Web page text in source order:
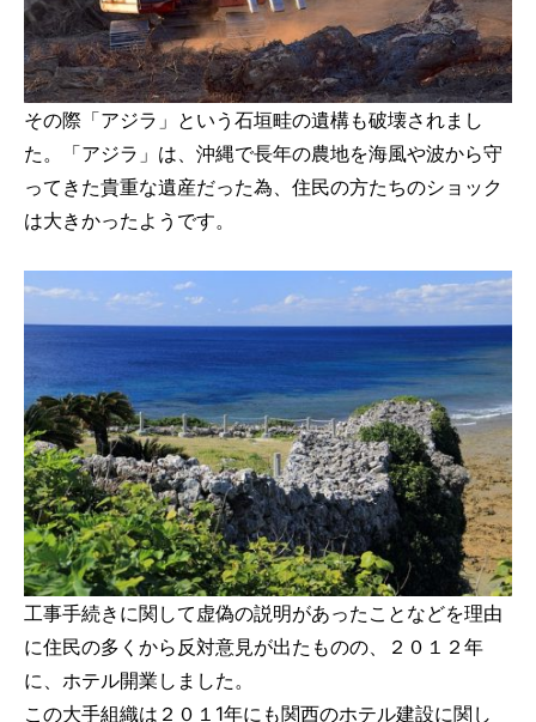
その際「アジラ」という石垣畦の遺構も破壊されまし
た。「アジラ」は、沖縄で長年の農地を海風や波から守
ってきた貴重な遺産だった為、住民の方たちのショック
は大きかったようです。
工事手続きに関して虚偽の説明があったことなどを理由
に住民の多くから反対意見が出たものの、２０１２年
に、ホテル開業しました。
この大手組織は２０１1年にも関西のホテル建設に関し